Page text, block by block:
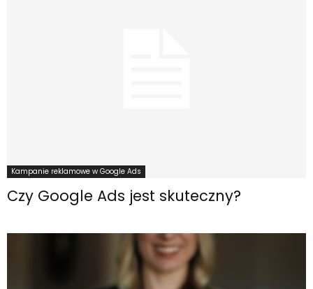
Kampanie reklamowe w Google Ads
Czy Google Ads jest skuteczny?